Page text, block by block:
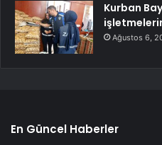
Kurban
Ağustos 6,
En Güncel Haberler